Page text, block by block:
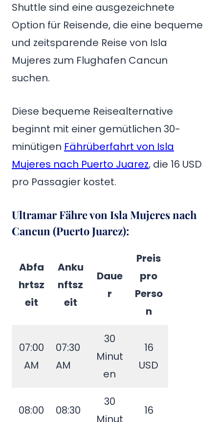
Shuttle sind eine ausgezeichnete
Option für Reisende, die eine bequeme
und zeitsparende Reise von Isla
Mujeres zum Flughafen Cancun
suchen.
Diese bequeme Reisealternative
beginnt mit einer gemütlichen 30-
minütigen Fährüberfahrt von Isla
Mujeres nach Puerto Juarez, die 16 USD
pro Passagier kostet.
Ultramar Fähre von Isla Mujeres nach
Cancun (Puerto Juarez):
Abfa
hrtsz
eit
Anku
nftsz
eit
Daue
r
Preis
pro
Perso
n
07:00
AM
07:30
AM
30
Minut
en
16
USD
08:00
08:30
30
Minut
16